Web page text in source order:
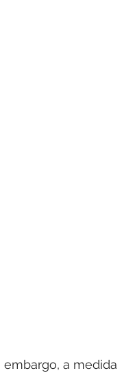
embargo, a medida